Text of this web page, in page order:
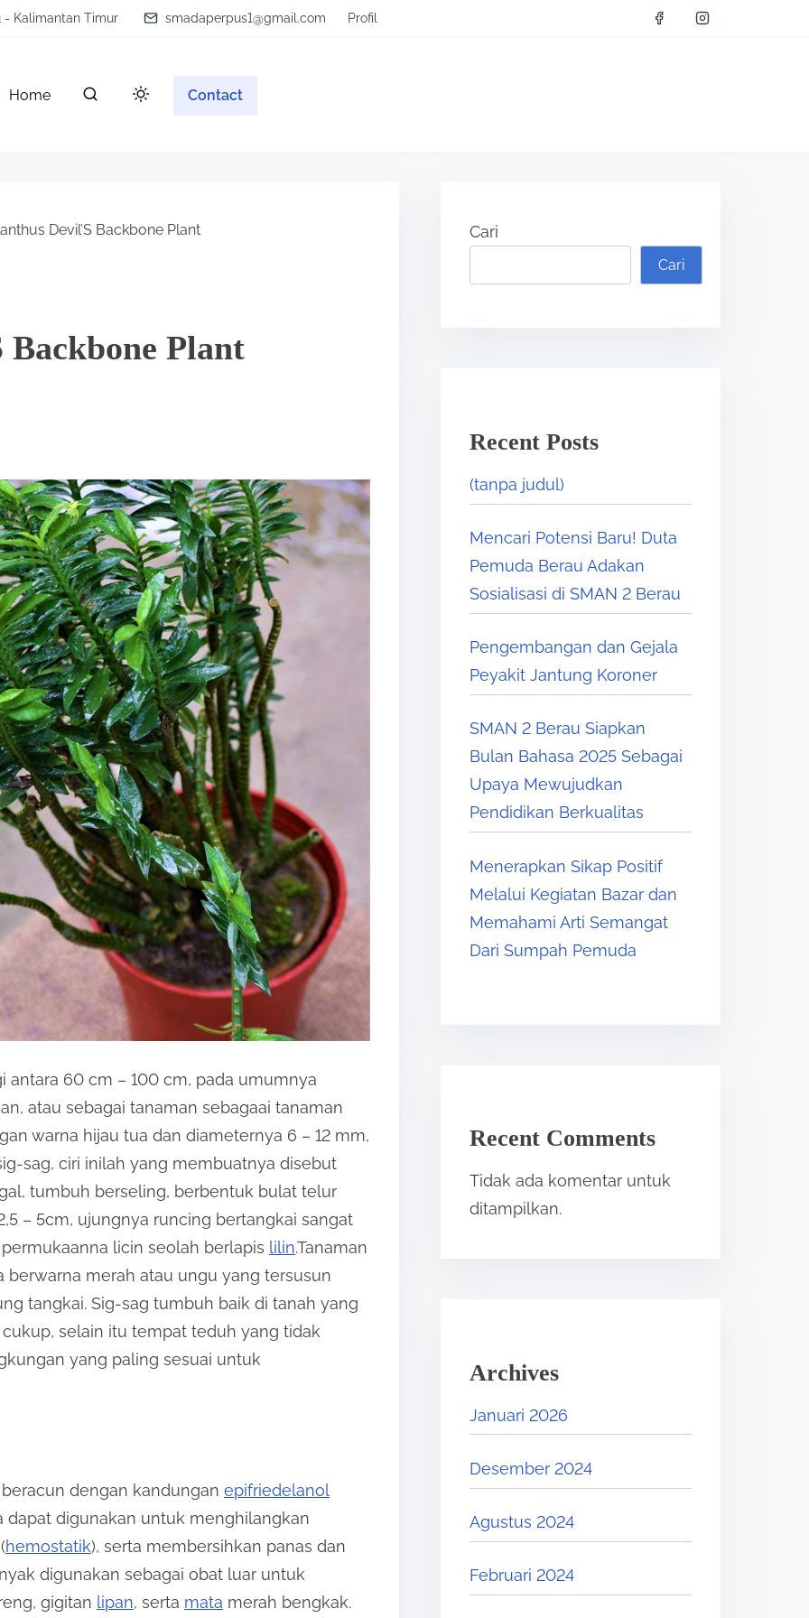
- Kalimantan Timur smadaperpus1@gmail.com Profil
Home Contact
Devil’S Backbone Plant
Backbone Plant
60 cm – 100 cm, pada umumnya
atau sebagai tanaman sebagaai tanaman
warna hijau tua dan diameternya 6 – 12 mm,
sag, ciri inilah yang membuatnya disebut
tumbuh berseling, berbentuk bulat telur
– 5cm, ujungnya runcing bertangkai sangat
licin seolah berlapis lilin.Tanaman
merah atau ungu yang tersusun
tangkai. Sig-sag tumbuh baik di tanah yang
selain itu tempat teduh yang tidak
yang paling sesuai untuk
dengan kandungan epifriedelanol
dapat digunakan untuk menghilangkan
hemostatik), serta membersihkan panas dan
digunakan sebagai obat luar untuk
gigitan lipan, serta mata merah bengkak.
Cari
Cari
Recent Posts
(tanpa judul)
Mencari Potensi Baru! Duta
Pemuda Berau Adakan
Sosialisasi di SMAN 2 Berau
Pengembangan dan Gejala
Peyakit Jantung Koroner
SMAN 2 Berau Siapkan
Bulan Bahasa 2025 Sebagai
Upaya Mewujudkan
Pendidikan Berkualitas
Menerapkan Sikap Positif
Melalui Kegiatan Bazar dan
Memahami Arti Semangat
Dari Sumpah Pemuda
Recent Comments
Tidak ada komentar untuk
ditampilkan.
Archives
Januari 2026
Desember 2024
Agustus 2024
Februari 2024